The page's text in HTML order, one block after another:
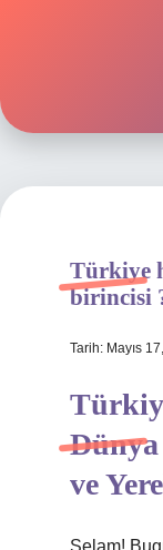
Hakkımızda
Türkiye
birincisi
Tarih: Mayıs
ve
Selam!